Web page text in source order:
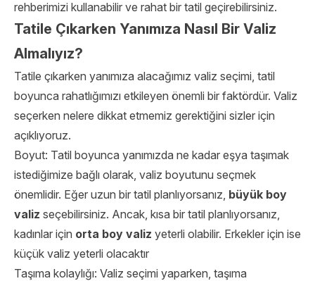
rehberimizi kullanabilir ve rahat bir tatil geçirebilirsiniz.
Tatile Çıkarken Yanımıza Nasıl Bir Valiz
Almalıyız?
Tatile çıkarken yanımıza alacağımız valiz seçimi, tatil
boyunca rahatlığımızı etkileyen önemli bir faktördür. Valiz
seçerken nelere dikkat etmemiz gerektiğini sizler için
açıklıyoruz.
Boyut: Tatil boyunca yanımızda ne kadar eşya taşımak
istediğimize bağlı olarak, valiz boyutunu seçmek
önemlidir. Eğer uzun bir tatil planlıyorsanız, büyük boy
valiz seçebilirsiniz. Ancak, kısa bir tatil planlıyorsanız,
kadınlar için orta boy valiz yeterli olabilir. Erkekler için ise
küçük valiz yeterli olacaktır
Taşıma kolaylığı: Valiz seçimi yaparken, taşıma